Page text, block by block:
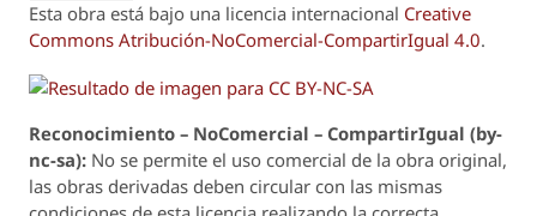
Esta obra está bajo una licencia internacional Creative
Commons Atribución-NoComercial-CompartirIgual 4.0.
Reconocimiento – NoComercial – CompartirIgual (by-
nc-sa): No se permite el uso comercial de la obra original,
las obras derivadas deben circular con las mismas